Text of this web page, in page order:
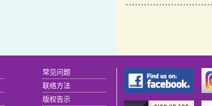
常见问题
联络方法
版权告示